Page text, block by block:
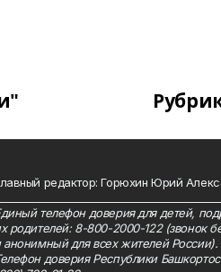
редактор: Горюхин Юрий
телефон доверия для детей,
родителей: 8-800-2000-122 (звонок
анонимный для всех жителей России).
доверия Республики